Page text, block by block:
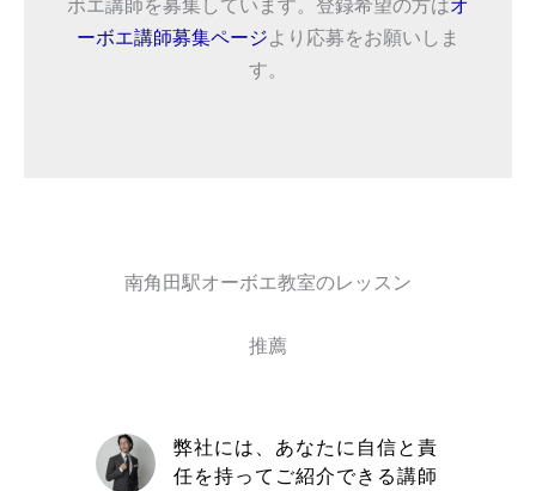
ボエ講師を募集しています。登録希望の方はオ
ーボエ講師募集ページより応募をお願いしま
す。
南角田駅オーボエ教室のレッスン
推薦
取材を通してトミヨシオーボ
エ教室の信念や在籍している